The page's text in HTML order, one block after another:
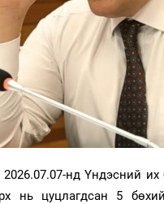
нд Үндэсний
нь цуцлагдсан 5